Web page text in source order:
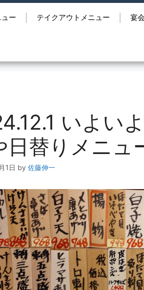
ー テイクアウトメニュー 宴
いよい
日替りメニュ
1日 by 佐藤伸一